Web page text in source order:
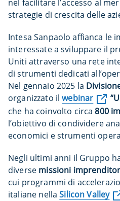
nel facilitare l’accesso al
strategie di crescita delle
Intesa Sanpaolo affianca le
interessate a sviluppare il
Uniti attraverso una rete
di strumenti dedicati
Nel gennaio 2025 la
organizzato ilwebinar
che ha coinvolto circa800
l’obiettivo di condividere
economici e strumenti
Negli ultimi anni il Gruppo
diverse missioni
cui programmi di
italiane nellaSilicon Valley